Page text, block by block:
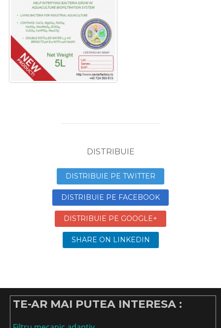
DISTRIBUIE
DISTRIBUIE PE TWITTER
DISTRIBUIE PE FACEBOOK
DISTRIBUIE PE GOOGLE+
SHARE ON LINKEDIN
TE-AR MAI PUTEA INTERESA :